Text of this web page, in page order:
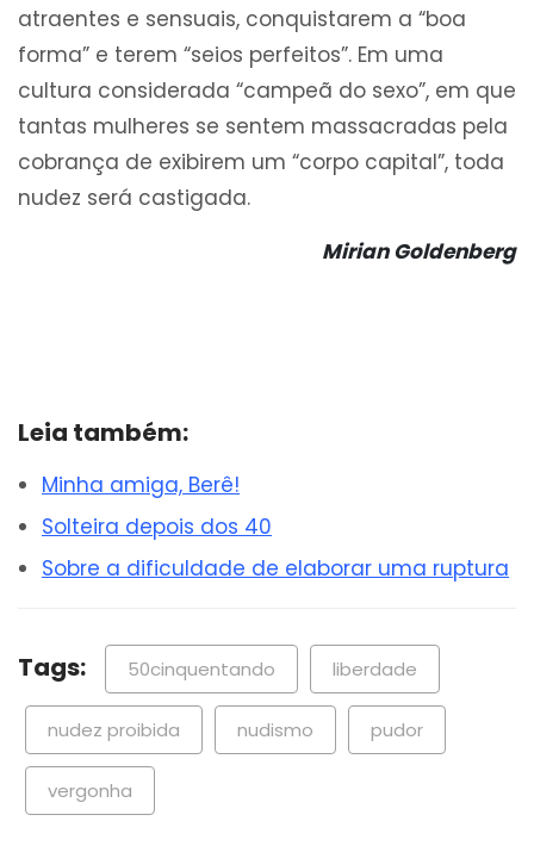
atraentes e sensuais, conquistarem a “boa
forma” e terem “seios perfeitos”. Em uma
cultura considerada “campeã do sexo”, em que
tantas mulheres se sentem massacradas pela
cobrança de exibirem um “corpo capital”, toda
nudez será castigada.
Mirian Goldenberg
Leia também:
Minha amiga, Berê!
Solteira depois dos 40
Sobre a dificuldade de elaborar uma ruptura
Tags: 50cinquentando liberdade
nudez proibida nudismo pudor
vergonha